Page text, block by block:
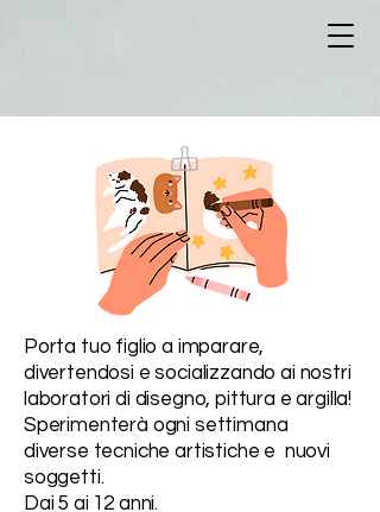
Porta tuo figlio a imparare,
divertendosi e socializzando ai nostri
laboratori di disegno, pittura e argilla!
Sperimenterà ogni settimana
diverse tecniche artistiche e nuovi
soggetti.
Dai 5 ai 12 anni.